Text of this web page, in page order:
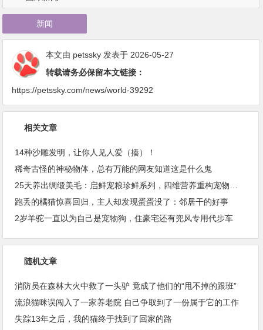
新闻
本文由 petssky 发表于 2026-05-27
转载请务必保留本文链接：
https://petssky.com/news/world-39292
相关文章
14种沙雕发明，让你人见人爱（揍）！
稀奇古怪的神秘物体，总有万能的网友知道这是什么鬼
跑丢的橘猫惊喜回归，主人却发现蛋蛋没了：邻居干的好事
2岁羊驼一直以为自己是宠物狗，住豪宅还有兜风专用代步车
随机文章
消防员在森林大火中救了一头驴 竟成了他们的“甩不掉的跟班”
流浪猫咪误闯入了一家养老院 自己争取到了一份属于它的工作
失踪13年之后，我的猫终于找到了回家的路